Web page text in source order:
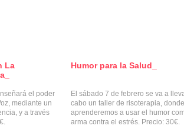
La
el poder
mediante un
y a través
Humor para la Salud_
El sábado 7 de febrero se va a
cabo un taller de risoterapia, donde
aprenderemos a usar el humor
arma contra el estrés. Precio: 30€.